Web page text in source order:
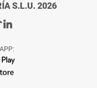
S.L.U. 2026
Ir
de
La
Voz
Ir
de
La
Voz